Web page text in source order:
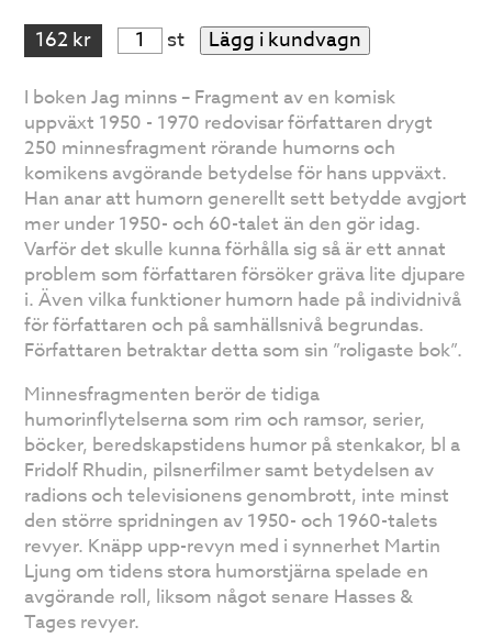
162 kr st Lägg i kundvagn
I boken Jag minns – Fragment av en komisk
uppväxt 1950 - 1970 redovisar författaren drygt
250 minnesfragment rörande humorns och
komikens avgörande betydelse för hans uppväxt.
Han anar att humorn generellt sett betydde avgjort
mer under 1950- och 60-talet än den gör idag.
Varför det skulle kunna förhålla sig så är ett annat
problem som författaren försöker gräva lite djupare
i. Även vilka funktioner humorn hade på individnivå
för författaren och på samhällsnivå begrundas.
Författaren betraktar detta som sin ”roligaste bok”.
Minnesfragmenten berör de tidiga
humorinflytelserna som rim och ramsor, serier,
böcker, beredskapstidens humor på stenkakor, bl a
Fridolf Rhudin, pilsnerfilmer samt betydelsen av
radions och televisionens genombrott, inte minst
den större spridningen av 1950- och 1960-talets
revyer. Knäpp upp-revyn med i synnerhet Martin
Ljung om tidens stora humorstjärna spelade en
avgörande roll, liksom något senare Hasses &
Tages revyer.